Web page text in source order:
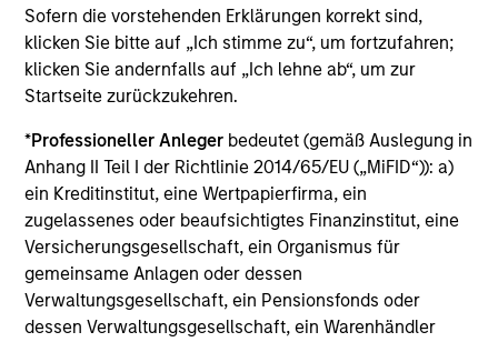
Sofern die vorstehenden Erklärungen korrekt sind,
klicken Sie bitte auf „Ich stimme zu“, um fortzufahren;
klicken Sie andernfalls auf „Ich lehne ab“, um zur
Startseite zurückzukehren.
*Professioneller Anleger bedeutet (gemäß Auslegung in
Anhang II Teil I der Richtlinie 2014/65/EU („MiFID“)): a)
ein Kreditinstitut, eine Wertpapierfirma, ein
zugelassenes oder beaufsichtigtes Finanzinstitut, eine
Versicherungsgesellschaft, ein Organismus für
gemeinsame Anlagen oder dessen
Verwaltungsgesellschaft, ein Pensionsfonds oder
dessen Verwaltungsgesellschaft, ein Warenhändler
Die auf dieser Webseite verfügbaren Unterlagen beziehen
sich auf mehrere Teilfonds der Morgan Stanley Investment
Management Funds-Reihe. Bitte beachten Sie, dass nicht
alle Teilfonds in allen Ländern verfügbar sind und Teilfonds
nicht für Personen mit Wohnsitz in Ländern verfügbar sind,
den jeweils geltenden Gesetzen oder Vorschriften
zuwiderlaufen würde.
Je höher die Kategorie (1-7), desto höher ist der mögliche
Ertrag, aber auch das Risiko, den ursprünglich angelegten
Betrag zu verlieren. Kategorie 1 bedeutet nicht, dass es sich
um eine risikofreie Anlage handelt. Bitte beachten Sie die
BasisInformationsBlatt („BIB“) des Fonds unter Ressourcen,
die Risikoeinstufungen und -hinweise für die einzelnen
Anlageklassen enthalten.